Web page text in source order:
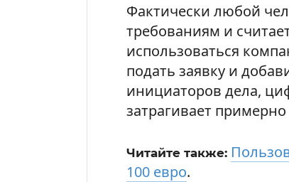
Фактически любой
требованиям и
использоваться
подать заявку и
инициаторов дела,
затрагивает
Читайте также:
100 евро.